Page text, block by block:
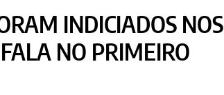
INDICIADOS NOS
NO PRIMEIRO